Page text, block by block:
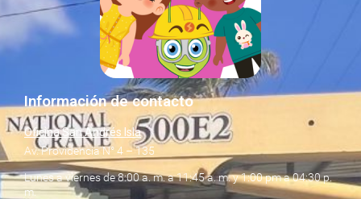
Información de contacto
Oficina San Andrés Isla
Av. Providencia N° 4 – 135
Lunes a viernes de 8:00 a. m. a 11:45 a. m. y 1:00 pm a 04:30 p.
m.